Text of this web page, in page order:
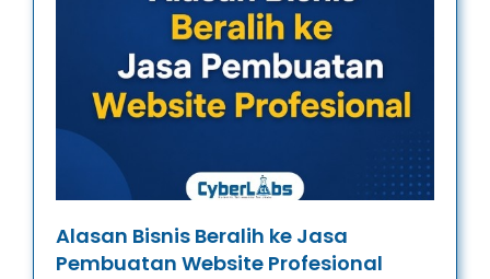
Alasan Bisnis Beralih ke Jasa
Pembuatan Website Profesional